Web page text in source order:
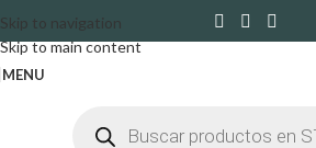
Skip to navigation
Skip to main content
MENU